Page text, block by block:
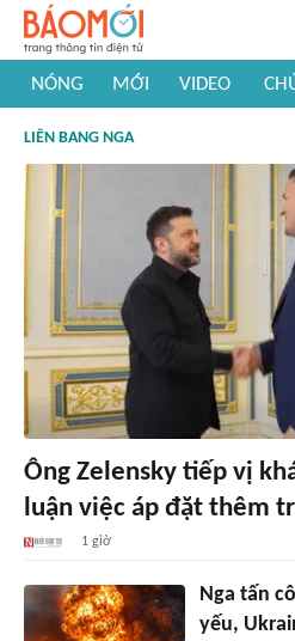
NÓNG MỚI VIDEO
#Khám phá thế giới
LIÊN BANG NGA
Ông Zelensky tiếp vị
luận việc áp đặt thêm
1 giờ
Nga tấn
yếu,